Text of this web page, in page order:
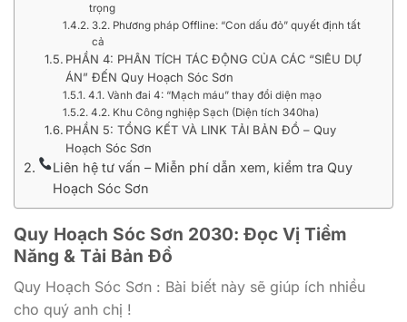
trọng
3.2. Phương pháp Offline: “Con dấu đỏ” quyết định tất
cả
PHẦN 4: PHÂN TÍCH TÁC ĐỘNG CỦA CÁC “SIÊU DỰ
ÁN” ĐẾN Quy Hoạch Sóc Sơn
4.1. Vành đai 4: “Mạch máu” thay đổi diện mạo
4.2. Khu Công nghiệp Sạch (Diện tích 340ha)
PHẦN 5: TỔNG KẾT VÀ LINK TẢI BẢN ĐỒ – Quy
Hoạch Sóc Sơn
Liên hệ tư vấn – Miễn phí dẫn xem, kiểm tra Quy
Hoạch Sóc Sơn
Quy Hoạch Sóc Sơn 2030: Đọc Vị Tiềm
Năng & Tải Bản Đồ
Quy Hoạch Sóc Sơn : Bài biết này sẽ giúp ích nhiều
cho quý anh chị !